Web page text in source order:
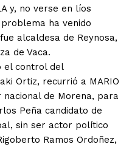
y, no verse en líos
ha venido
alcaldesa de Reynosa,
de Vaca.
el control del
Ortiz, recurrió a MARIO
nacional de Morena, para
Peña candidato de
sin ser actor político
Ramos Ordoñez,